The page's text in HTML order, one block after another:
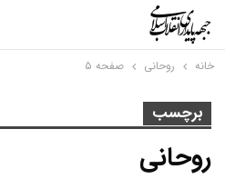
خانه روحانی صفحه ۵
برچسب
روحانی